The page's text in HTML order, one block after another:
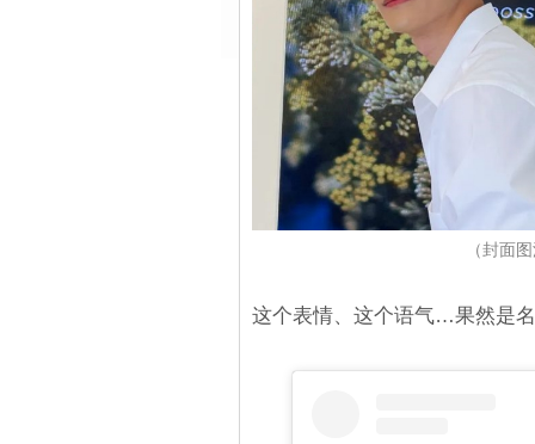
（封面
这个表情、这个语气…果然是